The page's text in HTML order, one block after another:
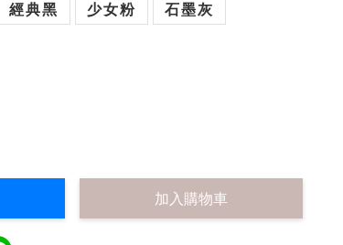
經典黑 少女粉 石墨灰
加入購物車